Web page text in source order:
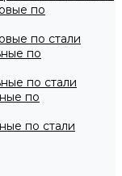
по
по стали
по
по стали
по
по стали